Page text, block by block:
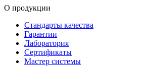
О продукции
Стандарты качества
Гарантии
Лаборатория
Сертификаты
Мастер системы